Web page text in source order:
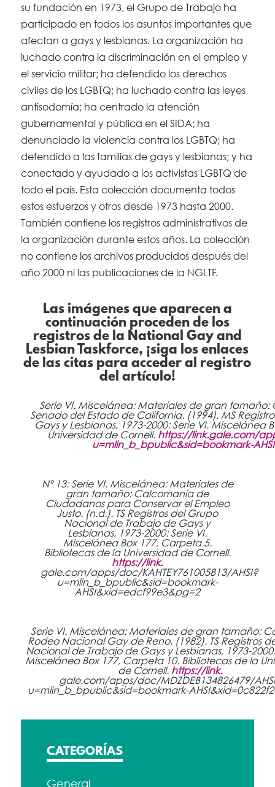
su fundación en 1973, el Grupo de Trabajo ha
participado en todos los asuntos importantes que
afectan a gays y lesbianas. La organización ha
luchado contra la discriminación en el empleo y
el servicio militar; ha defendido los derechos
civiles de los LGBTQ; ha luchado contra las leyes
antisodomía; ha centrado la atención
gubernamental y pública en el SIDA; ha
denunciado la violencia contra los LGBTQ; ha
defendido a las familias de gays y lesbianas; y ha
conectado y ayudado a los activistas LGBTQ de
todo el país. Esta colección documenta todos
estos esfuerzos y otros desde 1973 hasta 2000.
También contiene los registros administrativos de
la organización durante estos años. La colección
no contiene los archivos producidos después del
año 2000 ni las publicaciones de la NGLTF.
Las imágenes que aparecen a
continuación proceden de los
registros de la National Gay and
Lesbian Taskforce, ¡siga los enlaces
de las citas para acceder al registro
del artículo!
Serie VI. Miscelánea: Materiales de gran
Senado del Estado de California. (1994). MS
Gays y Lesbianas, 1973-2000: Serie VI. Miscelánea
Universidad de Cornell. https://link.gale.com/
u=mlin_b_bpublic&sid=bookmark-
Nº 13: Serie VI. Miscelánea: Materiales de
gran tamaño: Calcomanía de
Ciudadanos para Conservar el Empleo
Justo. (n.d.). TS Registros del Grupo
Nacional de Trabajo de Gays y
Lesbianas, 1973-2000: Serie VI.
Miscelánea Box 177, Carpeta 5.
Bibliotecas de la Universidad de Cornell.
https://link.
gale.com/apps/doc/KAHTEY761005813/AHSI?
u=mlin_b_bpublic&sid=bookmark-
AHSI&xid=edcf99e3&pg=2
Serie VI. Miscelánea: Materiales de gran tamaño:
Rodeo Nacional Gay de Reno. (1982). TS Registros
Nacional de Trabajo de Gays y Lesbianas, 1973-
Miscelánea Box 177, Carpeta 10. Bibliotecas de la
de Cornell. https://link.
gale.com/apps/doc/MDZDEB134826479/
u=mlin_b_bpublic&sid=bookmark-
CATEGORÍAS
General